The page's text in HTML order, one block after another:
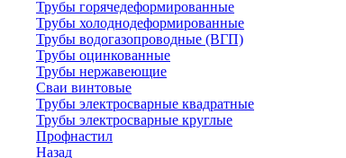
Трубы горячедеформированные
Трубы холоднодеформированные
Трубы водогазопроводные (ВГП)
Трубы оцинкованные
Трубы нержавеющие
Сваи винтовые
Трубы электросварные квадратные
Трубы электросварные круглые
Профнастил
Назад